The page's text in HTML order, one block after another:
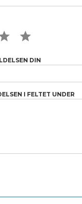
STAR5 STAR
DIN
I FELTET UNDER